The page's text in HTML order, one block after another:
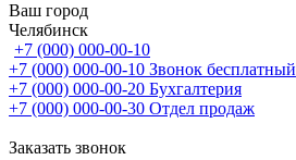
Ваш город
Челябинск
+7 (000) 000-00-10
+7 (000) 000-00-10 Звонок бесплатный
+7 (000) 000-00-20 Бухгалтерия
+7 (000) 000-00-30 Отдел продаж
Заказать звонок